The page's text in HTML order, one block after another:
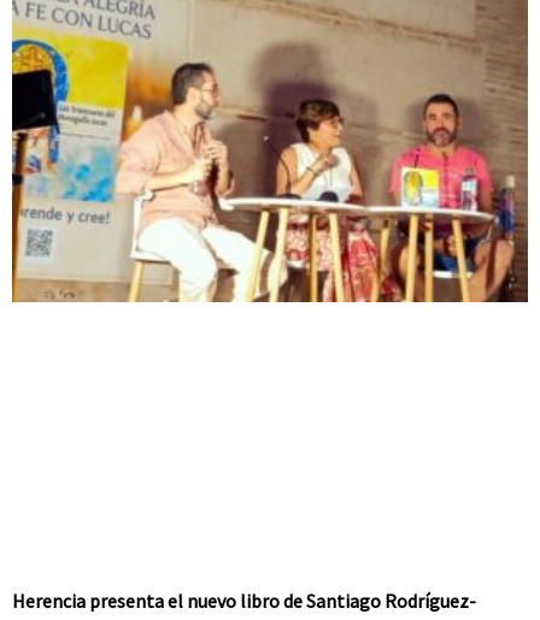
Herencia presenta el nuevo libro de Santiago Rodríguez-